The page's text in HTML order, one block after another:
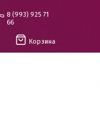
8 (993) 925 71
66
Корзина